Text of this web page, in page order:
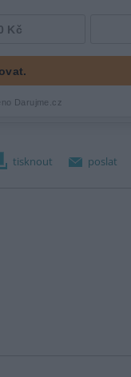
tisknout poslat